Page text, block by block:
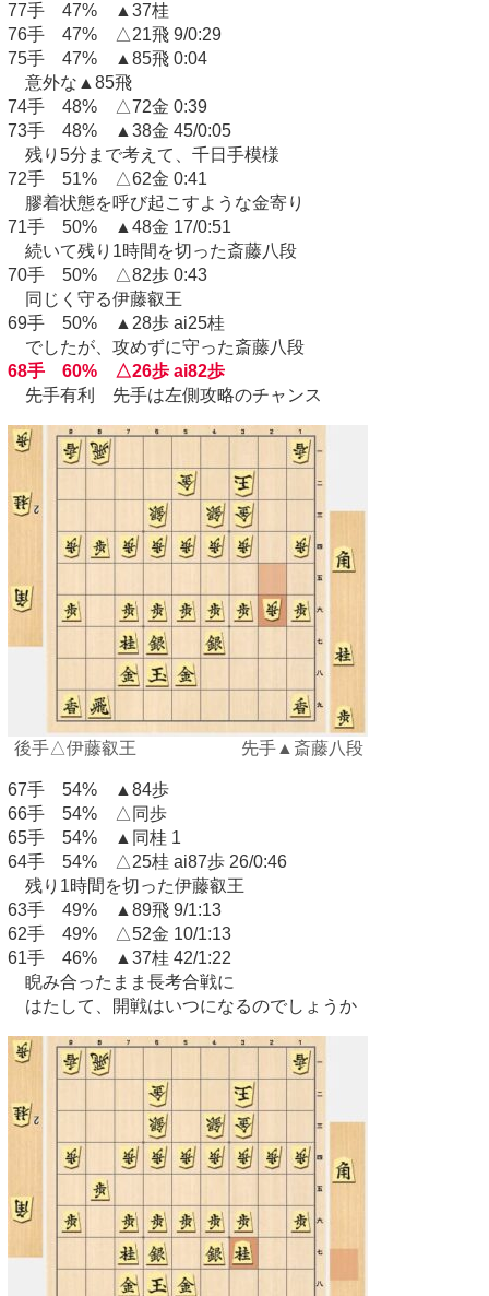
77手 47% ▲37桂
76手 47% △21飛 9/0:29
75手 47% ▲85飛 0:04
意外な▲85飛
74手 48% △72金 0:39
73手 48% ▲38金 45/0:05
残り5分まで考えて、千日手模様
72手 51% △62金 0:41
膠着状態を呼び起こすような金寄り
71手 50% ▲48金 17/0:51
続いて残り1時間を切った斎藤八段
70手 50% △82歩 0:43
同じく守る伊藤叡王
69手 50% ▲28歩 ai25桂
でしたが、攻めずに守った斎藤八段
68手 60% △26歩 ai82歩
先手有利 先手は左側攻略のチャンス
後手△伊藤叡王 先手▲斎藤八段
67手 54% ▲84歩
66手 54% △同歩
65手 54% ▲同桂 1
64手 54% △25桂 ai87歩 26/0:46
残り1時間を切った伊藤叡王
63手 49% ▲89飛 9/1:13
62手 49% △52金 10/1:13
61手 46% ▲37桂 42/1:22
睨み合ったまま長考合戦に
はたして、開戦はいつになるのでしょうか